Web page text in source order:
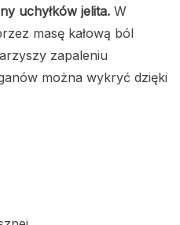
uchyłków jelita. W
masę kałową ból
zapaleniu
można wykryć dzięki